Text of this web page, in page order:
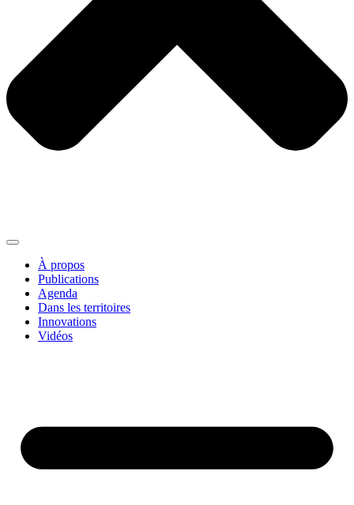
À propos
Publications
Agenda
Dans les territoires
Innovations
Vidéos